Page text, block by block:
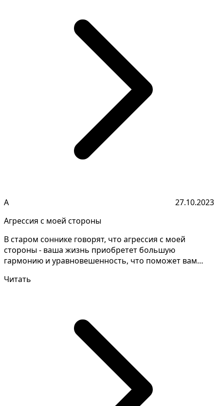
А
27.10.2023
Агрессия с моей стороны
В старом соннике говорят, что агрессия с моей
стороны - ваша жизнь приобретет большую
гармонию и уравновешенность, что поможет вам
Читать